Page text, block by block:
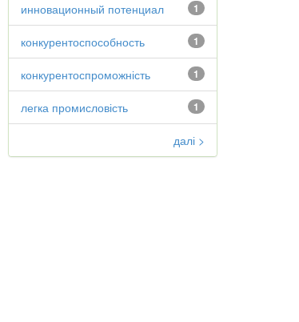
1
инновационный потенциал
1
конкурентоспособность
1
конкурентоспроможність
1
легка промисловість
далі >